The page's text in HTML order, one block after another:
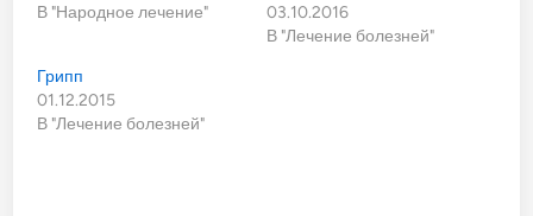
В "Народное лечение"
03.10.2016
В "Лечение болезней"
Грипп
01.12.2015
В "Лечение болезней"